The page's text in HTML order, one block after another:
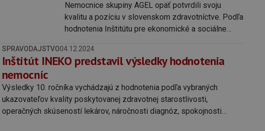
Nemocnice skupiny AGEL opäť potvrdili svoju
kvalitu a pozíciu v slovenskom zdravotníctve. Podľa
hodnotenia Inštitútu pre ekonomické a sociálne
medzi desať najlepších všeobecných nemocníc na
Slovensku.
SPRAVODAJSTVO04.12.2024
Inštitút INEKO predstavil výsledky hodnotenia
nemocníc
Výsledky 10. ročníka vychádzajú z hodnotenia podľa vybraných
ukazovateľov kvality poskytovanej zdravotnej starostlivosti,
operačných skúseností lekárov, náročnosti diagnóz, spokojnosti